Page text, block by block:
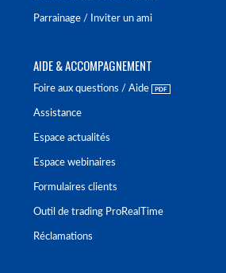
Parrainage / Inviter un ami
AIDE & ACCOMPAGNEMENT
Foire aux questions / Aide
Assistance
Espace actualités
Espace webinaires
Formulaires clients
Outil de trading ProRealTime
Réclamations